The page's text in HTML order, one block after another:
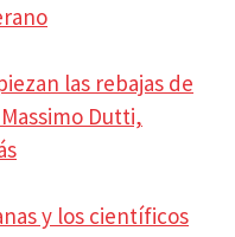
las rebajas de
Dutti,
y los científicos